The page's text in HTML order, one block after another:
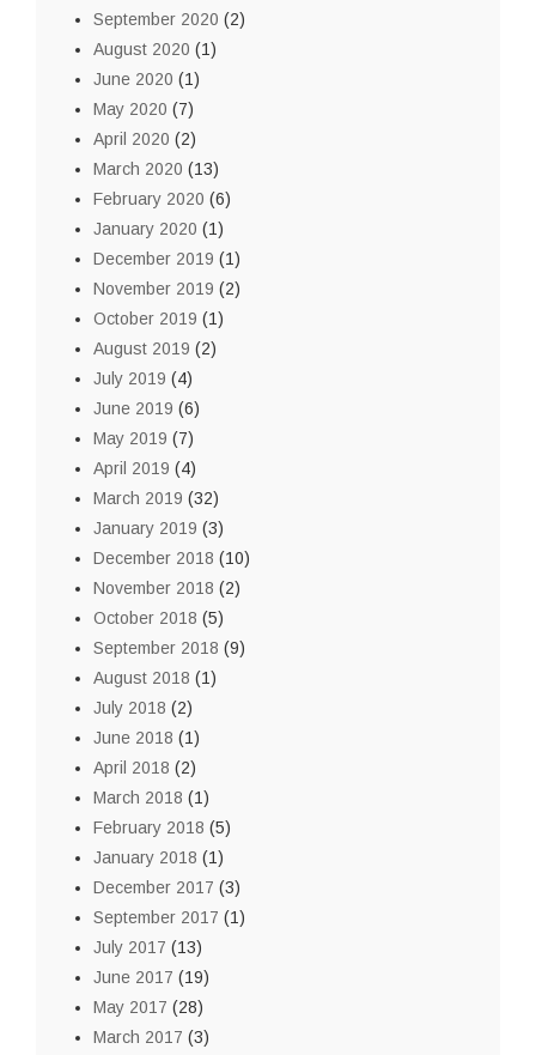
September 2020 (2)
August 2020 (1)
June 2020 (1)
May 2020 (7)
April 2020 (2)
March 2020 (13)
February 2020 (6)
January 2020 (1)
December 2019 (1)
November 2019 (2)
October 2019 (1)
August 2019 (2)
July 2019 (4)
June 2019 (6)
May 2019 (7)
April 2019 (4)
March 2019 (32)
January 2019 (3)
December 2018 (10)
November 2018 (2)
October 2018 (5)
September 2018 (9)
August 2018 (1)
July 2018 (2)
June 2018 (1)
April 2018 (2)
March 2018 (1)
February 2018 (5)
January 2018 (1)
December 2017 (3)
September 2017 (1)
July 2017 (13)
June 2017 (19)
May 2017 (28)
March 2017 (3)